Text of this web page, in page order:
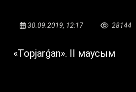
30.09.2019, 12:17 28144
«Topjarǵan». II маусым